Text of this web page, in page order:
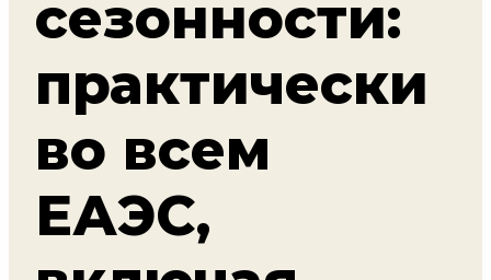
сезонности:
практически
во всем
ЕАЭС,